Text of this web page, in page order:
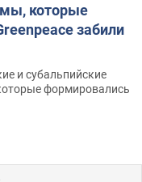
которые
забили
и субальпийские
формировались